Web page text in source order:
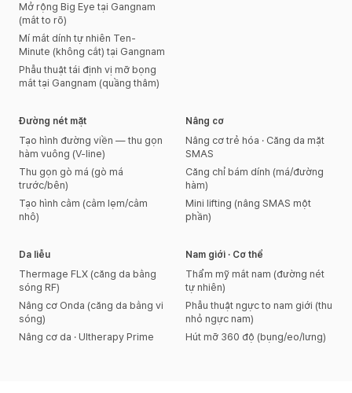
Mở rộng Big Eye tại Gangnam
(mắt to rõ)
Mí mắt dính tự nhiên Ten-
Minute (không cắt) tại Gangnam
Phẫu thuật tái định vị mỡ bọng
mắt tại Gangnam (quầng thâm)
Đường nét mặt
Tạo hình đường viền — thu gọn
hàm vuông (V-line)
Thu gọn gò má (gò má
trước/bên)
Tạo hình cằm (cằm lẹm/cằm
nhô)
Nâng cơ
Nâng cơ trẻ hóa · Căng da mặt
SMAS
Căng chỉ bám dính (má/đường
hàm)
Mini lifting (nâng SMAS một
phần)
Da liễu
Thermage FLX (căng da bằng
sóng RF)
Nâng cơ Onda (căng da bằng vi
sóng)
Nâng cơ da · Ultherapy Prime
Nam giới · Cơ thể
Thẩm mỹ mắt nam (đường nét
tự nhiên)
Phẫu thuật ngực to nam giới (thu
nhỏ ngực nam)
Hút mỡ 360 độ (bụng/eo/lưng)